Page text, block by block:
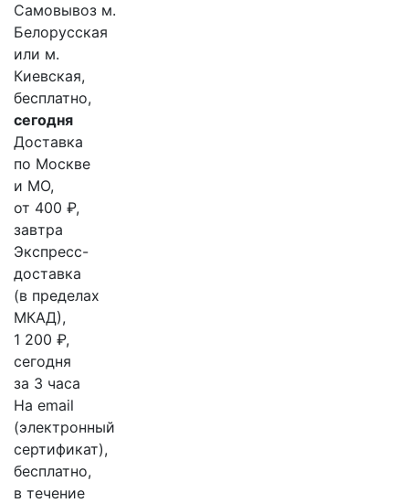
Самовывоз м.
Белорусская
или м.
Киевская,
бесплатно,
сегодня
Доставка
по Москве
и МО,
от 400 ₽,
завтра
Экспресс-
доставка
(в пределах
МКАД),
1 200 ₽,
сегодня
за 3 часа
На email
(электронный
сертификат),
бесплатно,
в течение